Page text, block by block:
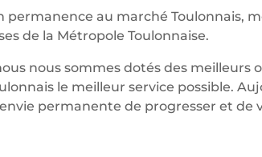
permanence au marché Toulonnais,
de la Métropole Toulonnaise.
nous sommes dotés des meilleurs
le meilleur service possible.
permanente de progresser et de